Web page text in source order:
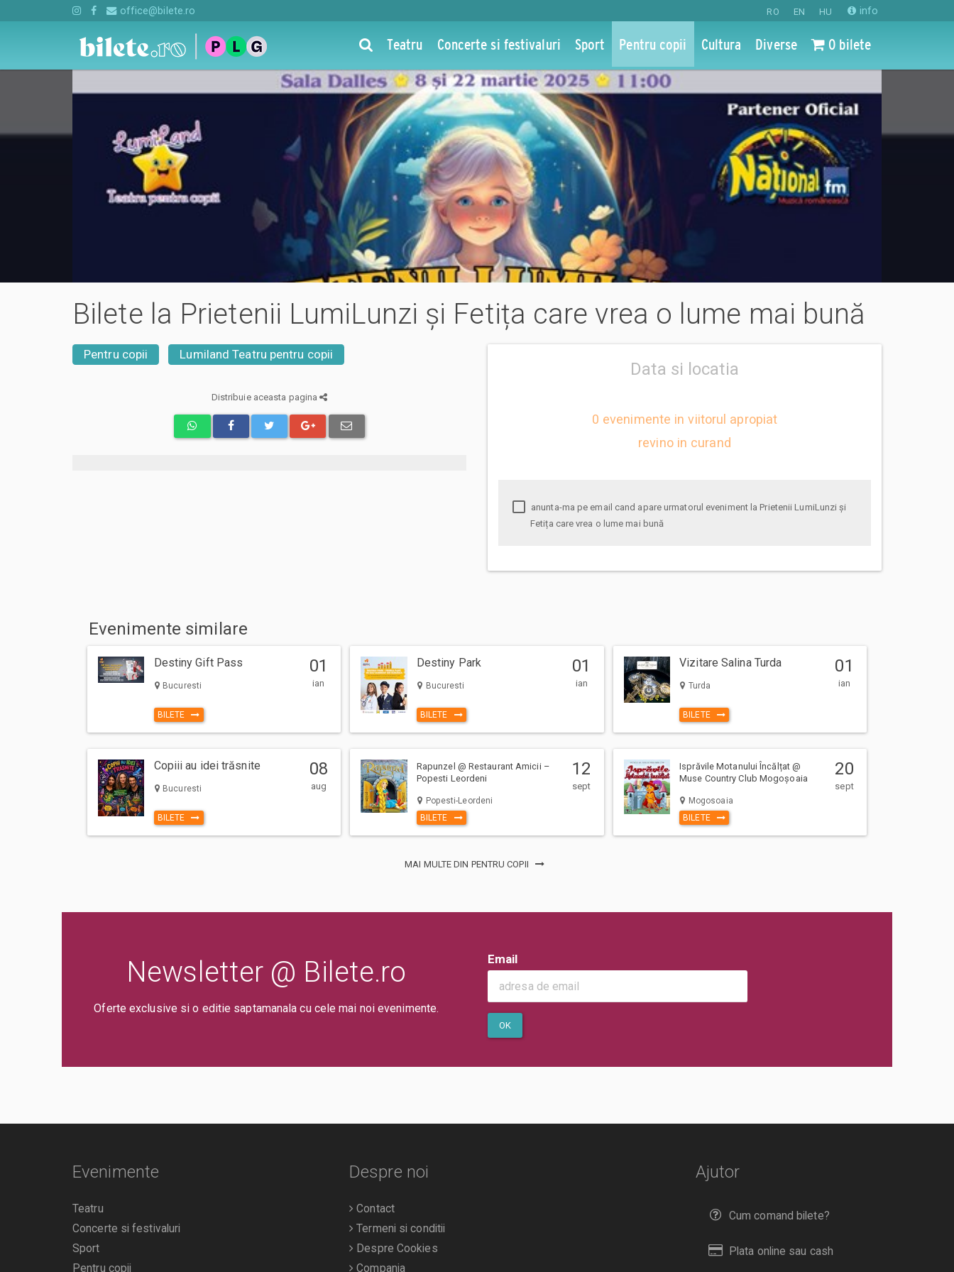
RO EN HU info
office@bilete.ro
Teatru Concerte si festivaluri Sport Pentru copii Cultura Diverse 0 bilete
Bilete la Prietenii LumiLunzi și Fetița care vrea o lume mai bună
Pentru copii Lumiland Teatru pentru copii
Data si locatia
0 evenimente in viitorul apropiat
revino in curand
Fetița care vrea o lume mai bună
Distribuie aceasta pagina
Evenimente similare
Destiny Gift Pass
Bucuresti
BILETE
01
ian
Destiny Park
Bucuresti
BILETE
01
ian
Vizitare Salina Turda
Turda
BILETE
01
ian
Copiii au idei trăsnite
Bucuresti
BILETE
08
aug
Rapunzel @ Restaurant Amicii –
Popesti Leordeni
Popesti-Leordeni
BILETE
12
sept
Isprăvile Motanului Încălțat @
Muse Country Club Mogoșoaia
Mogosoaia
BILETE
20
sept
MAI MULTE DIN PENTRU COPII
Newsletter @ Bilete.ro
Oferte exclusive si o editie saptamanala cu cele mai noi evenimente.
Email
OK
Ajutor
Cum comand bilete?
Plata online sau cash
Evenimente
Teatru
Concerte si festivaluri
Sport
Pentru copii
Despre noi
Contact
Termeni si conditii
Despre Cookies
Compania